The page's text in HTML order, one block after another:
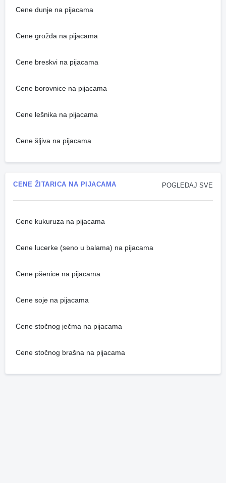
Cene dunje na pijacama
Cene grožđa na pijacama
Cene breskvi na pijacama
Cene borovnice na pijacama
Cene lešnika na pijacama
Cene šljiva na pijacama
POGLEDAJ SVE
CENE ŽITARICA NA PIJACAMA
Cene kukuruza na pijacama
Cene lucerke (seno u balama) na pijacama
Cene pšenice na pijacama
Cene soje na pijacama
Cene stočnog ječma na pijacama
Cene stočnog brašna na pijacama